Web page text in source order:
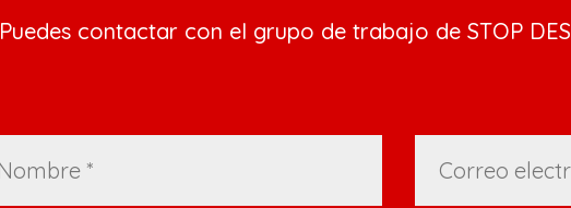
Puedes contactar con el grupo de trabajo de STOP